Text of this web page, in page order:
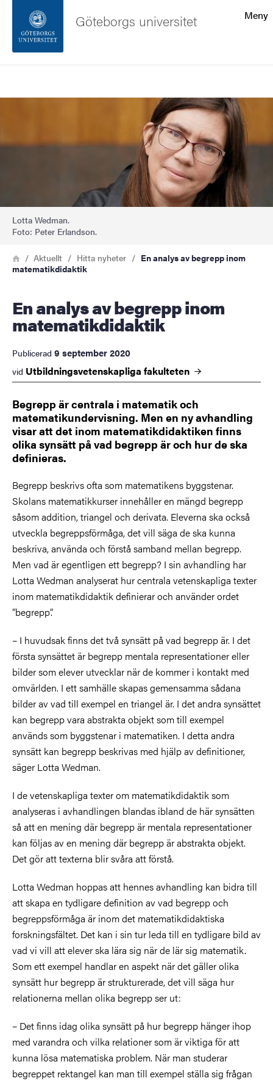
Sidfoten
Meny
Göteborgs universitet
Bild
Lotta Wedman.
Foto: Peter Erlandson.
Länkstig
HemAktuellt Hitta nyheter
En analys av begrepp inom
matematikdidaktik
En analys av begrepp inom
matematikdidaktik
Publicerad 9 september 2020
vid Utbildningsvetenskapliga fakulteten
Begrepp är centrala i matematik och
matematikundervisning. Men en ny avhandling
visar att det inom matematikdidaktiken finns
olika synsätt på vad begrepp är och hur de ska
definieras.
Begrepp beskrivs ofta som matematikens byggstenar.
Skolans matematikkurser innehåller en mängd begrepp
såsom addition, triangel och derivata. Eleverna ska också
utveckla begreppsförmåga, det vill säga de ska kunna
beskriva, använda och förstå samband mellan begrepp.
Men vad är egentligen ett begrepp? I sin avhandling har
Lotta Wedman analyserat hur centrala vetenskapliga texter
inom matematikdidaktik definierar och använder ordet
”begrepp”.
– I huvudsak finns det två synsätt på vad begrepp är. I det
första synsättet är begrepp mentala representationer eller
bilder som elever utvecklar när de kommer i kontakt med
omvärlden. I ett samhälle skapas gemensamma sådana
bilder av vad till exempel en triangel är. I det andra synsättet
kan begrepp vara abstrakta objekt som till exempel
används som byggstenar i matematiken. I detta andra
synsätt kan begrepp beskrivas med hjälp av definitioner,
säger Lotta Wedman.
I de vetenskapliga texter om matematikdidaktik som
analyseras i avhandlingen blandas ibland de här synsätten
så att en mening där begrepp är mentala representationer
kan följas av en mening där begrepp är abstrakta objekt.
Det gör att texterna blir svåra att förstå.
Lotta Wedman hoppas att hennes avhandling kan bidra till
att skapa en tydligare definition av vad begrepp och
begreppsförmåga är inom det matematikdidaktiska
forskningsfältet. Det kan i sin tur leda till en tydligare bild av
vad vi vill att elever ska lära sig när de lär sig matematik.
Som ett exempel handlar en aspekt när det gäller olika
synsätt hur begrepp är strukturerade, det vill säga hur
relationerna mellan olika begrepp ser ut:
– Det finns idag olika synsätt på hur begrepp hänger ihop
med varandra och vilka relationer som är viktiga för att
kunna lösa matematiska problem. När man studerar
begreppet rektangel kan man till exempel ställa sig frågan